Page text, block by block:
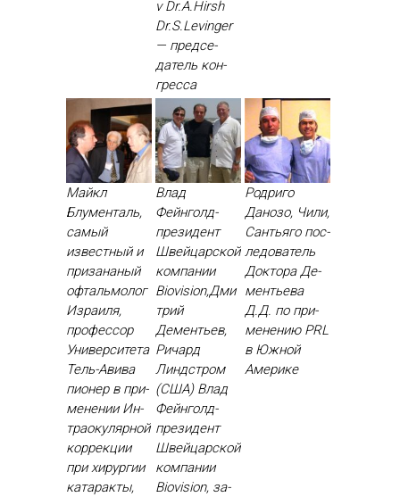
v Dr.A.Hirsh
Dr.S.Levinger
— пред­се­
датель кон­
грес­са
Майкл
Блументаль,
самый
известный и
призананый
офтальмолог
Израиля,
профессор
Университета
Тель-Авива
пи­онер в при­
мене­нии Ин­
тра­оку­ляр­ной
кор­рекции
при хи­рур­гии
ка­тарак­ты,
Влад
Фейнголд-
президент
Швейцарской
компании
Biovision,Дми
трий
Дементьев,
Ричард
Линдстром
(США) Влад
Фей­нголд-
пре­зидент
Швей­цар­ской
ком­па­нии
Biovision, за­
Родриго
Данозо, Чили,
Сантьяго пос­
ле­дова­тель
Док­то­ра Де­
менть­ева
Д.Д. по при­
мене­нию PRL
в Юж­ной
Аме­рике